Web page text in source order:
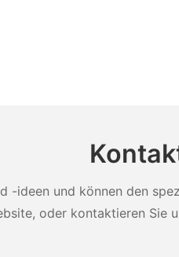
-ideen und können den
oder kontaktieren Sie